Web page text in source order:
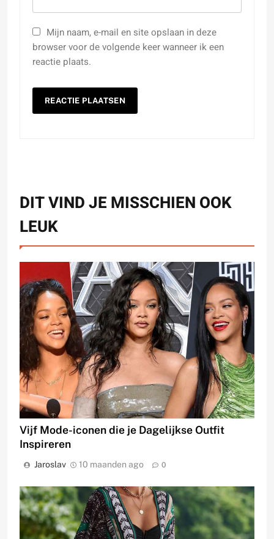
Mijn naam, e-mail en site opslaan in deze
browser voor de volgende keer wanneer ik een
reactie plaats.
DIT VIND JE MISSCHIEN OOK
LEUK
Vijf Mode-iconen die je Dagelijkse Outfit
Inspireren
Jaroslav 10 maanden ago 0